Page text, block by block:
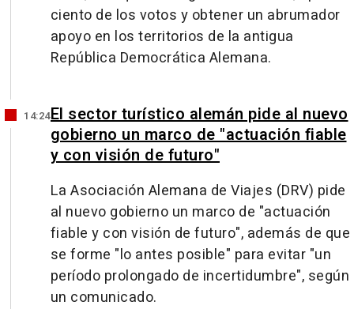
ciento de los votos y obtener un abrumador
apoyo en los territorios de la antigua
República Democrática Alemana.
14:24El sector turístico alemán pide al nuevo
gobierno un marco de "actuación fiable
y con visión de futuro"
La Asociación Alemana de Viajes (DRV) pide
al nuevo gobierno un marco de "actuación
fiable y con visión de futuro", además de que
se forme "lo antes posible" para evitar "un
período prolongado de incertidumbre", según
un comunicado.